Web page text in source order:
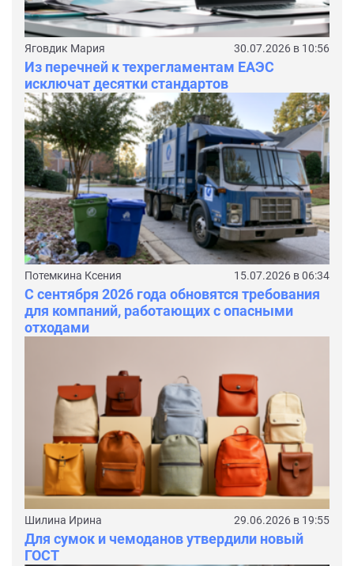
Яговдик Мария 30.07.2026 в 10:56
Из перечней к техрегламентам ЕАЭС
исключат десятки стандартов
Потемкина Ксения 15.07.2026 в 06:34
С сентября 2026 года обновятся требования
для компаний, работающих с опасными
отходами
Шилина Ирина 29.06.2026 в 19:55
Для сумок и чемоданов утвердили новый
ГОСТ